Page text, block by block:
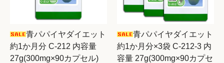
青パパイヤダイエット
約1か月分 C-212 内容量
27g(300mg×90カプセル)
青パパイヤダイエット
約1か月分×3袋 C-212-3 内
容量 27g(300mg×90カプセ